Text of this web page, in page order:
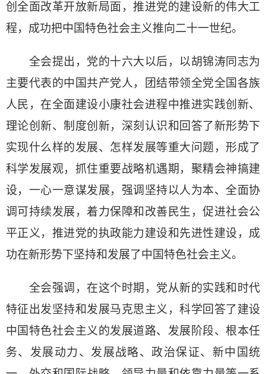
创全面改革开放新局面，推进党的建设新的伟大工
程，成功把中国特色社会主义推向二十一世纪。
全会提出，党的十六大以后，以胡锦涛同志为
主要代表的中国共产党人，团结带领全党全国各族
人民，在全面建设小康社会进程中推进实践创新、
理论创新、制度创新，深刻认识和回答了新形势下
实现什么样的发展、怎样发展等重大问题，形成了
科学发展观，抓住重要战略机遇期，聚精会神搞建
设，一心一意谋发展，强调坚持以人为本、全面协
调可持续发展，着力保障和改善民生，促进社会公
平正义，推进党的执政能力建设和先进性建设，成
功在新形势下坚持和发展了中国特色社会主义。
全会强调，在这个时期，党从新的实践和时代
特征出发坚持和发展马克思主义，科学回答了建设
中国特色社会主义的发展道路、发展阶段、根本任
务、发展动力、发展战略、政治保证、新中国统